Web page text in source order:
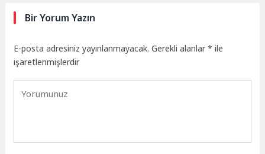
Bir Yorum Yazın
E-posta adresiniz yayınlanmayacak. Gerekli alanlar* ile
işaretlenmişlerdir